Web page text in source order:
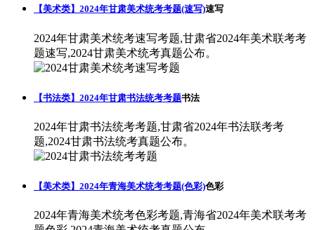
【美术类】2024年甘肃美术统考考题(速写)速写
2024年甘肃美术统考速写考题,甘肃省2024年美术联考考
题速写,2024甘肃美术统考真题公布。
【书法类】2024年甘肃书法统考考题书法
2024年甘肃书法统考考题,甘肃省2024年书法联考考
题,2024甘肃书法统考真题公布。
【美术类】2024年青海美术统考考题(色彩)色彩
2024年青海美术统考色彩考题,青海省2024年美术联考考